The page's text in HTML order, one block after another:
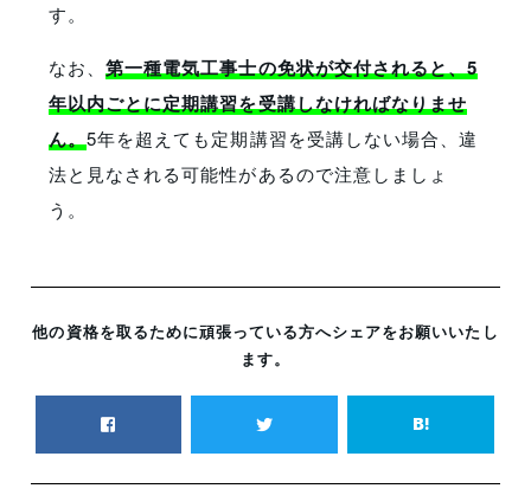
す。
なお、第一種電気工事士の免状が交付されると、5
年以内ごとに定期講習を受講しなければなりませ
ん。5年を超えても定期講習を受講しない場合、違
法と見なされる可能性があるので注意しましょ
う。
他の資格を取るために頑張っている方へシェアをお願いいたし
ます。